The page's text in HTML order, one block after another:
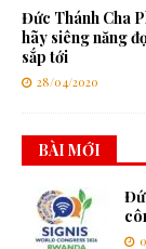
Đức Thánh Cha
hãy siêng năng
sắp tới
28/04/2020
BÀI MỚI